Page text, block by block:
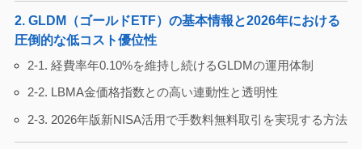
2. GLDM（ゴールドETF）の基本情報と2026年における
圧倒的な低コスト優位性
2-1. 経費率年0.10%を維持し続けるGLDMの運用体制
2-2. LBMA金価格指数との高い連動性と透明性
2-3. 2026年版新NISA活用で手数料無料取引を実現する方法